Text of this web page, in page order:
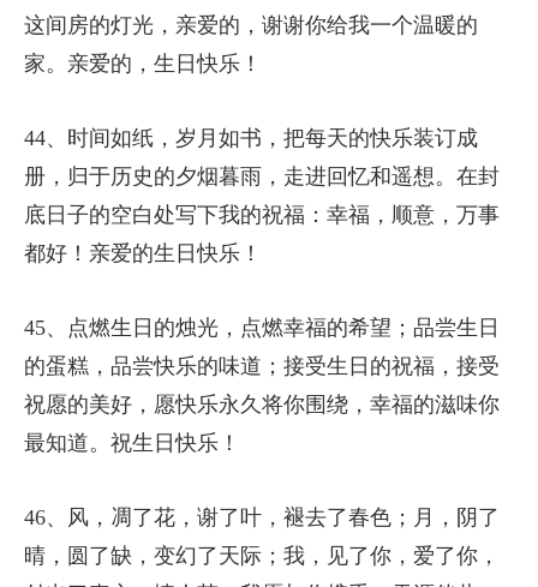
这间房的灯光，亲爱的，谢谢你给我一个温暖的
家。亲爱的，生日快乐！
44、时间如纸，岁月如书，把每天的快乐装订成
册，归于历史的夕烟暮雨，走进回忆和遥想。在封
底日子的空白处写下我的祝福：幸福，顺意，万事
都好！亲爱的生日快乐！
45、点燃生日的烛光，点燃幸福的希望；品尝生日
的蛋糕，品尝快乐的味道；接受生日的祝福，接受
祝愿的美好，愿快乐永久将你围绕，幸福的滋味你
最知道。祝生日快乐！
46、风，凋了花，谢了叶，褪去了春色；月，阴了
晴，圆了缺，变幻了天际；我，见了你，爱了你，